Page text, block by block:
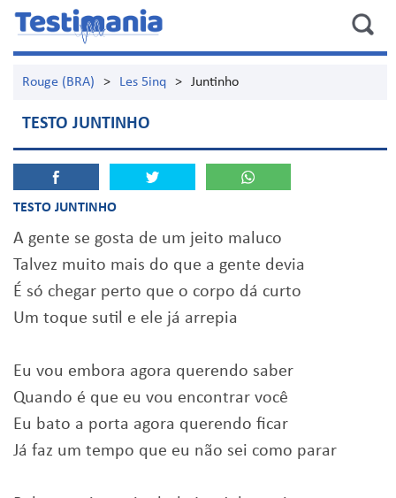
Rouge (BRA) > Les 5inq > Juntinho
TESTO JUNTINHO
TESTO JUNTINHO
A gente se gosta de um jeito maluco
Talvez muito mais do que a gente devia
É só chegar perto que o corpo dá curto
Um toque sutil e ele já arrepia
Eu vou embora agora querendo saber
Quando é que eu vou encontrar você
Eu bato a porta agora querendo ficar
Já faz um tempo que eu não sei como parar